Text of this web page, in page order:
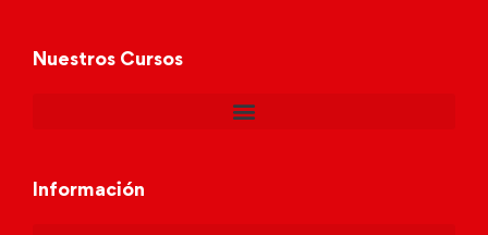
Nuestros Cursos
Información